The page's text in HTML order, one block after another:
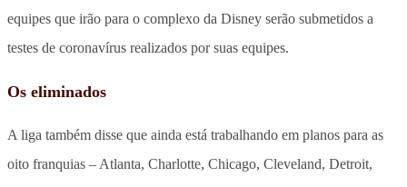
equipes que irão para o complexo da Disney serão submetidos a
testes de coronavírus realizados por suas equipes.
Os eliminados
A liga também disse que ainda está trabalhando em planos para as
oito franquias – Atlanta, Charlotte, Chicago, Cleveland, Detroit,